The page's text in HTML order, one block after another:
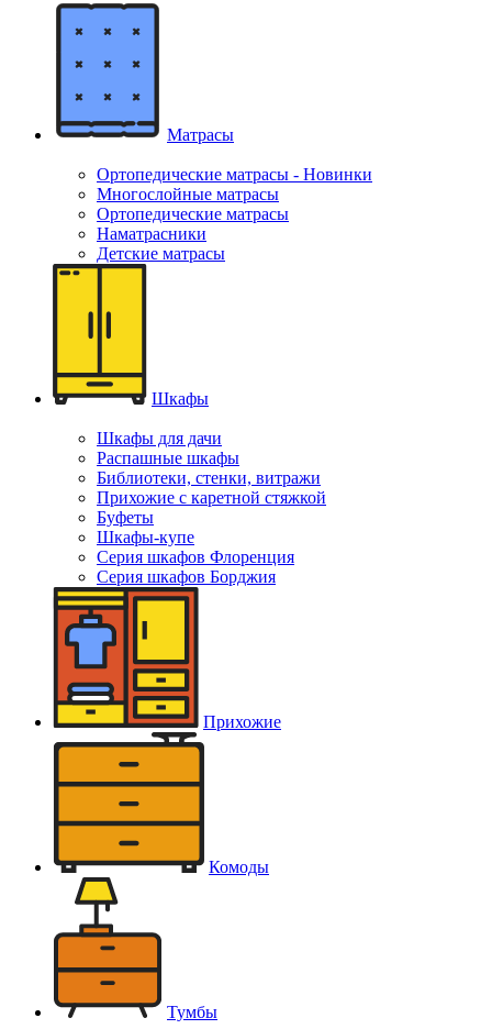
Матрасы
Ортопедические матрасы - Новинки
Многослойные матрасы
Ортопедические матрасы
Наматрасники
Детские матрасы
Шкафы
Шкафы для дачи
Распашные шкафы
Библиотеки, стенки, витражи
Прихожие с каретной стяжкой
Буфеты
Шкафы-купе
Серия шкафов Флоренция
Серия шкафов Борджия
Прихожие
Комоды
Тумбы